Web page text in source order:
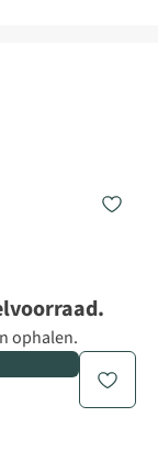
ophalen.